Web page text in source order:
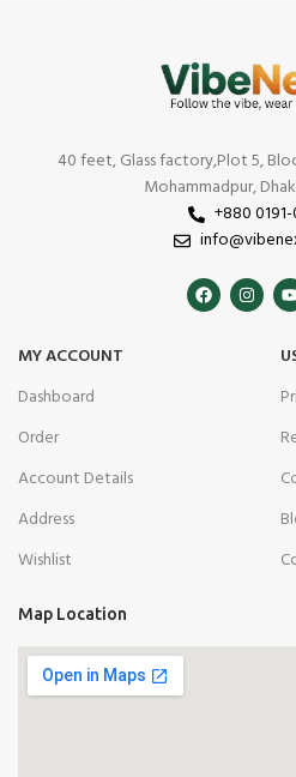
40 feet, Glass factory,Plot 5,
Mohammadpur,
+880 0191-
MY ACCOUNT
Dashboard
Order
Account Details
Address
Wishlist
Map Location